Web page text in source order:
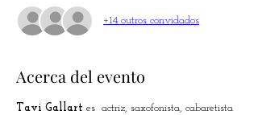
+14 outros convidados
Acerca del evento
Tavi Gallart es  actriz, saxofonista, cabaretista